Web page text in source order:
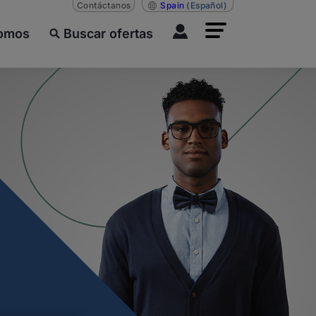
Buscar ofertas
Contáctanos Spain (Español)